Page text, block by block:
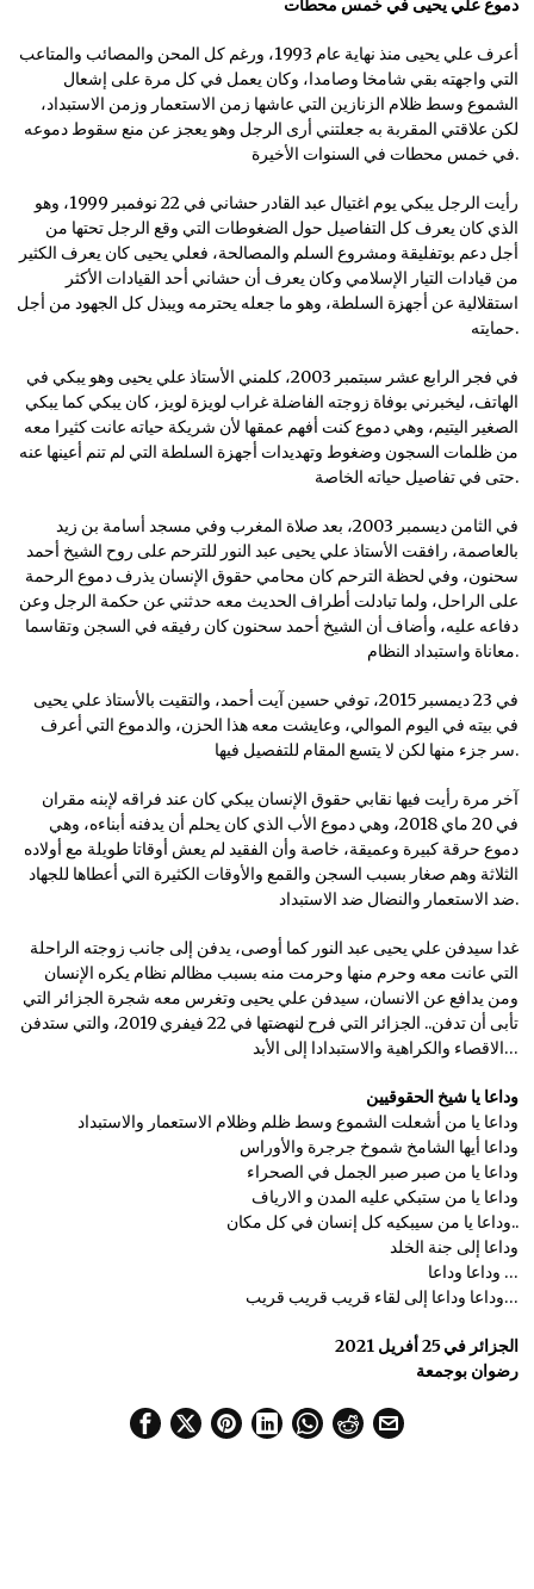
دموع علي يحيى في خمس محطات
أعرف علي يحيى منذ نهاية عام 1993، ورغم كل المحن والمصائب والمتاعب
التي واجهته بقي شامخا وصامدا، وكان يعمل في كل مرة على إشعال
الشموع وسط ظلام الزنازين التي عاشها زمن الاستعمار وزمن الاستبداد،
لكن علاقتي المقربة به جعلتني أرى الرجل وهو يعجز عن منع سقوط دموعه
في خمس محطات في السنوات الأخيرة.
رأيت الرجل يبكي يوم اغتيال عبد القادر حشاني في 22 نوفمبر 1999، وهو
الذي كان يعرف كل التفاصيل حول الضغوطات التي وقع الرجل تحتها من
أجل دعم بوتفليقة ومشروع السلم والمصالحة، فعلي يحيى كان يعرف الكثير
من قيادات التيار الإسلامي وكان يعرف أن حشاني أحد القيادات الأكثر
استقلالية عن أجهزة السلطة، وهو ما جعله يحترمه ويبذل كل الجهود من أجل
حمايته.
في فجر الرابع عشر سبتمبر 2003، كلمني الأستاذ علي يحيى وهو يبكي في
الهاتف، ليخبرني بوفاة زوجته الفاضلة غراب لويزة لويز، كان يبكي كما يبكي
الصغير اليتيم، وهي دموع كنت أفهم عمقها لأن شريكة حياته عانت كثيرا معه
من ظلمات السجون وضغوط وتهديدات أجهزة السلطة التي لم تنم أعينها عنه
حتى في تفاصيل حياته الخاصة.
في الثامن ديسمبر 2003، بعد صلاة المغرب وفي مسجد أسامة بن زيد
بالعاصمة، رافقت الأستاذ علي يحيى عبد النور للترحم على روح الشيخ أحمد
سحنون، وفي لحظة الترحم كان محامي حقوق الإنسان يذرف دموع الرحمة
على الراحل، ولما تبادلت أطراف الحديث معه حدثني عن حكمة الرجل وعن
دفاعه عليه، وأضاف أن الشيخ أحمد سحنون كان رفيقه في السجن وتقاسما
معاناة واستبداد النظام.
في 23 ديمسبر 2015، توفي حسين آيت أحمد، والتقيت بالأستاذ علي يحيى
في بيته في اليوم الموالي، وعايشت معه هذا الحزن، والدموع التي أعرف
سر جزء منها لكن لا يتسع المقام للتفصيل فيها.
آخر مرة رأيت فيها نقابي حقوق الإنسان يبكي كان عند فراقه لإبنه مقران
في 20 ماي 2018، وهي دموع الأب الذي كان يحلم أن يدفنه أبناءه، وهي
دموع حرقة كبيرة وعميقة، خاصة وأن الفقيد لم يعش أوقاتا طويلة مع أولاده
الثلاثة وهم صغار بسبب السجن والقمع والأوقات الكثيرة التي أعطاها للجهاد
ضد الاستعمار والنضال ضد الاستبداد.
غدا سيدفن علي يحيى عبد النور كما أوصى، يدفن إلى جانب زوجته الراحلة
التي عانت معه وحرم منها وحرمت منه بسبب مظالم نظام يكره الإنسان
ومن يدافع عن الانسان، سيدفن علي يحيى وتغرس معه شجرة الجزائر التي
تأبى أن تدفن.. الجزائر التي فرح لنهضتها في 22 فيفري 2019، والتي ستدفن
الاقصاء والكراهية والاستبدادا إلى الأبد…
وداعا يا شيخ الحقوقيين
وداعا يا من أشعلت الشموع وسط ظلم وظلام الاستعمار والاستبداد
وداعا أيها الشامخ شموخ جرجرة والأوراس
وداعا يا من صبر صبر الجمل في الصحراء
وداعا يا من ستبكي عليه المدن و الارياف
وداعا يا من سيبكيه كل إنسان في كل مكان..
وداعا إلى جنة الخلد
وداعا وداعا …
وداعا وداعا إلى لقاء قريب قريب قريب…
الجزائر في 25 أفريل 2021
رضوان بوجمعة